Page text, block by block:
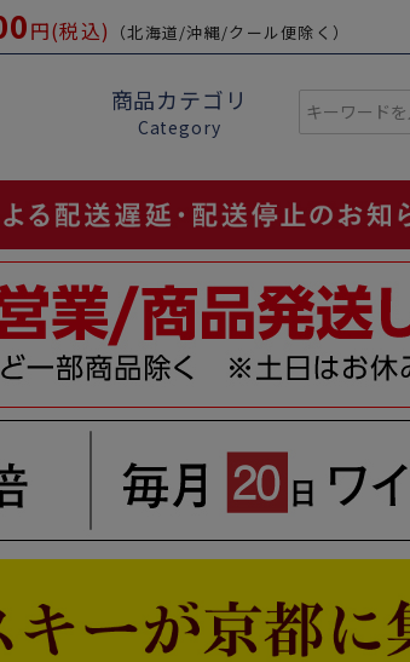
円(税込) （北海道/沖縄/クール便除く）
商品カテゴリ
Category